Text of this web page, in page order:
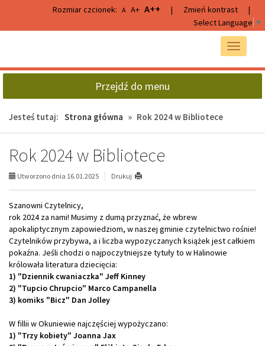
głównej
wyszukiwarki
Rozmiar czcionek: A A+ A++ | Zmień kontrast
|
Select Language ▼
Przełącz
Przejdź do menu
Jesteś tutaj: Strona główna » Rok 2024 w Bibliotece
Rok 2024 w Bibliotece
Utworzono dnia 16.01.2025 Drukuj
Szanowni Czytelnicy,
rok 2024 za nami! Musimy z dumą przyznać, że wbrew
apokaliptycznym zapowiedziom, w naszej gminie czytelnictwo rośnie!
Czytelników przybywa, a i liczba wypozyczanych książek jest całkiem
pokaźna. Jeśli chodzi o najpoczytniejsze tytuły to w Halinowie
królowała literatura dziecięcia:
1) "Dziennik cwaniaczka" Jeff Kinney
2) "Tupcio Chrupcio" Marco Campanella
3) komiks "Bicz" Dan Jolley
W fillii w Okuniewie najczęściej wypożyczano:
1) "Trzy kobiety" Joanna Jax